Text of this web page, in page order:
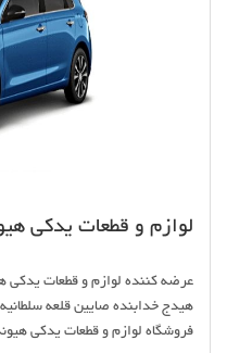
لوازم و قطعات یدکی
عرضه کننده لوازم و قطعات یدکی
فروشگاه لوازم و قطعات یدکی